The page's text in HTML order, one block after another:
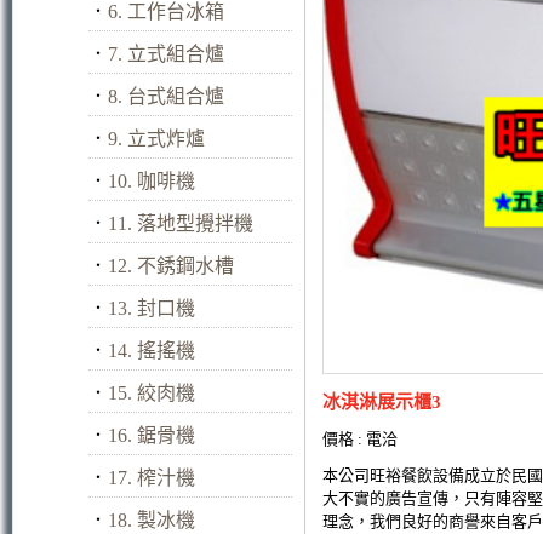
． 6. 工作台冰箱
． 7. 立式組合爐
． 8. 台式組合爐
． 9. 立式炸爐
． 10. 咖啡機
． 11. 落地型攪拌機
． 12. 不銹鋼水槽
． 13. 封口機
． 14. 搖搖機
． 15. 絞肉機
． 16. 鋸骨機
． 17. 榨汁機
． 18. 製冰機
冰淇淋展示櫃3
價格 : 電洽
本公司旺裕餐飲設備成立於民
大不實的廣告宣傳，只有陣容
理念，我們良好的商譽來自客